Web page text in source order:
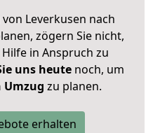
Leverkusen nach
zögern Sie nicht,
in Anspruch zu
uns heutenoch, um
Umzug zu planen.
erhalten